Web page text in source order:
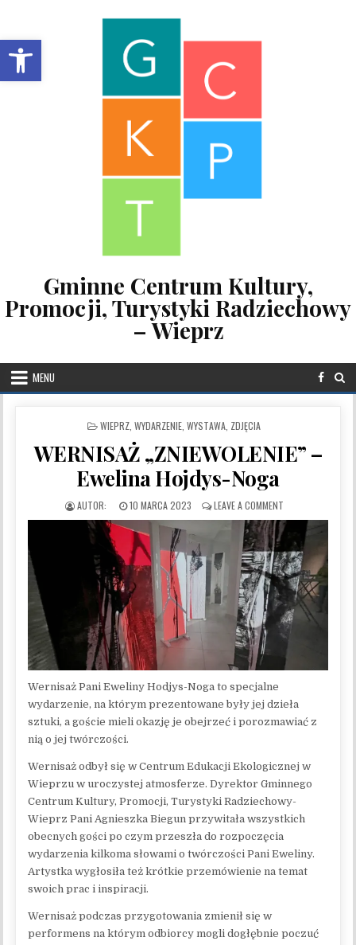
Open toolbar
Gminne Centrum Kultury,
Promocji, Turystyki Radziechowy
– Wieprz
MENU
POSTED IN
WIEPRZ WYDARZENIE WYSTAWA ZDJĘCIA
WERNISAŻ „ZNIEWOLENIE” –
Ewelina Hojdys-Noga
PUBLISHED DATE:
10 MARCA 2023 LEAVE A COMMENTON WERNISAŻ
Wernisaż Pani Eweliny Hodjys-Noga to specjalne
wydarzenie, na którym prezentowane były jej dzieła
sztuki, a goście mieli okazję je obejrzeć i porozmawiać z
nią o jej twórczości.
Wernisaż odbył się w Centrum Edukacji Ekologicznej w
Wieprzu w uroczystej atmosferze. Dyrektor Gminnego
Centrum Kultury, Promocji, Turystyki Radziechowy-
Wieprz Pani Agnieszka Biegun przywitała wszystkich
obecnych gości po czym przeszła do rozpoczęcia
wydarzenia kilkoma słowami o twórczości Pani Eweliny.
Artystka wygłosiła też krótkie przemówienie na temat
swoich prac i inspiracji.
Wernisaż podczas przygotowania zmienił się w
performens na którym odbiorcy mogli dogłębnie poczuć